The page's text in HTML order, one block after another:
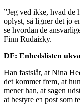
”Jeg ved ikke, hvad de
oplyst, så ligner det jo
se hvordan de
Finn Rudaizky.
DF: Enhedslisten
Han fastslår, at Nina
det kommer frem, at
mener han, at sagen
at bestyre en post som